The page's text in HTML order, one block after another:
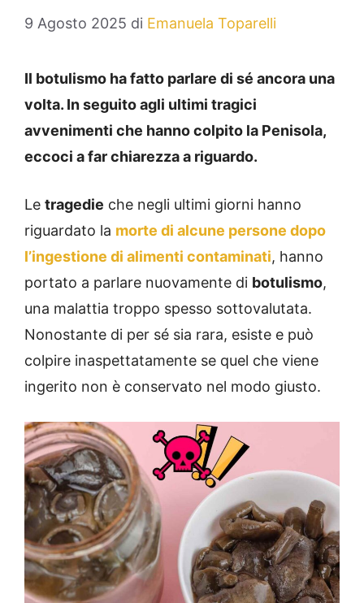
9 Agosto 2025 di Emanuela Toparelli
Il botulismo ha fatto parlare di sé ancora una
volta. In seguito agli ultimi tragici
avvenimenti che hanno colpito la Penisola,
eccoci a far chiarezza a riguardo.
Le tragedie che negli ultimi giorni hanno
riguardato la morte di alcune persone dopo
l’ingestione di alimenti contaminati, hanno
portato a parlare nuovamente di botulismo,
una malattia troppo spesso sottovalutata.
Nonostante di per sé sia rara, esiste e può
colpire inaspettatamente se quel che viene
ingerito non è conservato nel modo giusto.